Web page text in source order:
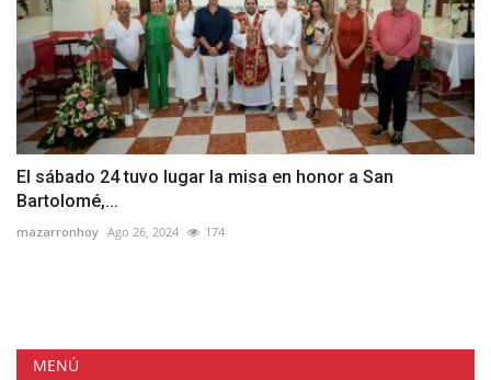
El sábado 24 tuvo lugar la misa en honor a San
Bartolomé,...
mazarronhoy Ago 26, 2024 174
MENÚ